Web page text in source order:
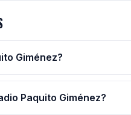
Giménez?
Paquito Giménez?